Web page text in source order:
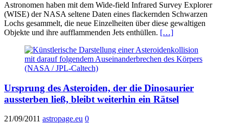
Astronomen haben mit dem Wide-field Infrared Survey Explorer
(WISE) der NASA seltene Daten eines flackernden Schwarzen
Lochs gesammelt, die neue Einzelheiten über diese gewaltigen
Objekte und ihre aufflammenden Jets enthüllen. […]
Ursprung des Asteroiden, der die Dinosaurier
aussterben ließ, bleibt weiterhin ein Rätsel
21/09/2011 astropage.eu 0